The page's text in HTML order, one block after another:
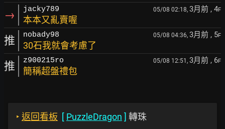
→ jacky789 05/08 02:18, 3月前 , 4F
本本又亂賣喔
推 nobady98 05/08 04:36, 3月前 , 5F
30石我就會考慮了
推 z900215ro 05/08 12:51, 3月前 , 6F
簡稱超盤禮包
‣ 返回看板 [ PuzzleDragon ] 轉珠